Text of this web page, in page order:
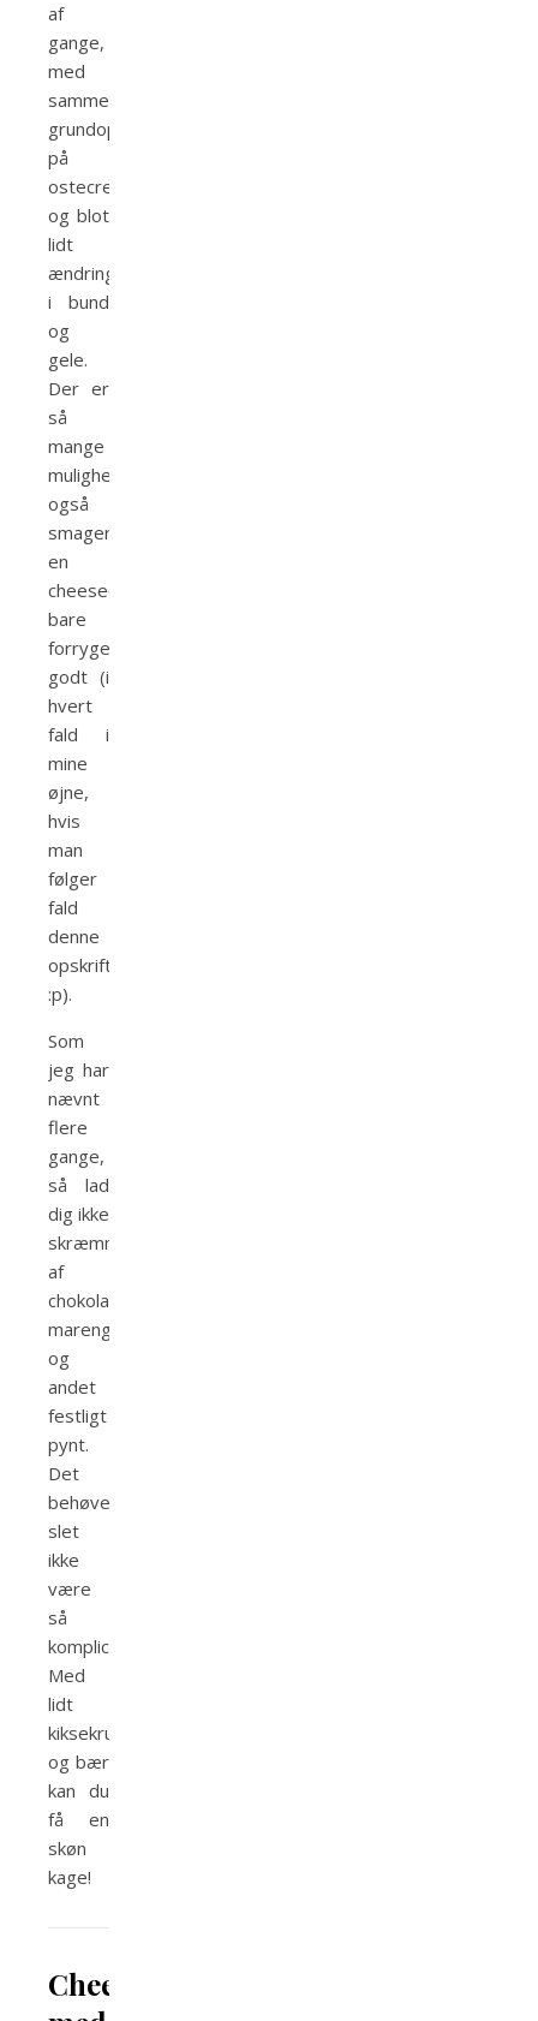
af
gange,
med
samme
grundopskrift
på
ostecreme
og blot
lidt
ændringer
i bund
og
gele.
Der er
så
mange
muligheder
også
smager
en
cheesecake
bare
forrygende
godt (i
hvert
fald i
mine
øjne,
hvis
man
følger
fald
denne
opskrift
:p).
Som
jeg har
nævnt
flere
gange,
så lad
dig ikke
skræmme
af
chokoladespiraler,
marengs
og
andet
festligt
pynt.
Det
behøver
slet
ikke
være
så
kompliceret.
Med
lidt
kiksekrummer
og bær
kan du
få en
skøn
kage!
Cheesecake